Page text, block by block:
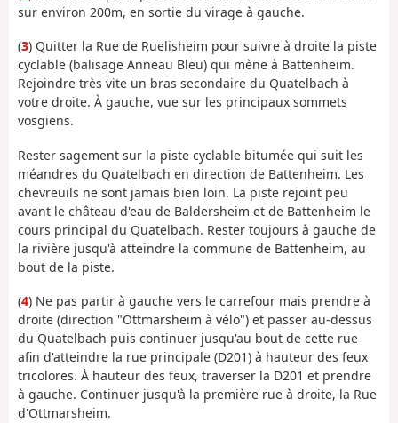
sur environ 200m, en sortie du virage à gauche.
(3) Quitter la Rue de Ruelisheim pour suivre à droite la piste
cyclable (balisage Anneau Bleu) qui mène à Battenheim.
Rejoindre très vite un bras secondaire du Quatelbach à
votre droite. À gauche, vue sur les principaux sommets
vosgiens.
Rester sagement sur la piste cyclable bitumée qui suit les
méandres du Quatelbach en direction de Battenheim. Les
chevreuils ne sont jamais bien loin. La piste rejoint peu
avant le château d'eau de Baldersheim et de Battenheim le
cours principal du Quatelbach. Rester toujours à gauche de
la rivière jusqu'à atteindre la commune de Battenheim, au
bout de la piste.
(4) Ne pas partir à gauche vers le carrefour mais prendre à
droite (direction "Ottmarsheim à vélo") et passer au-dessus
du Quatelbach puis continuer jusqu'au bout de cette rue
afin d'atteindre la rue principale (D201) à hauteur des feux
tricolores. À hauteur des feux, traverser la D201 et prendre
à gauche. Continuer jusqu'à la première rue à droite, la Rue
d'Ottmarsheim.